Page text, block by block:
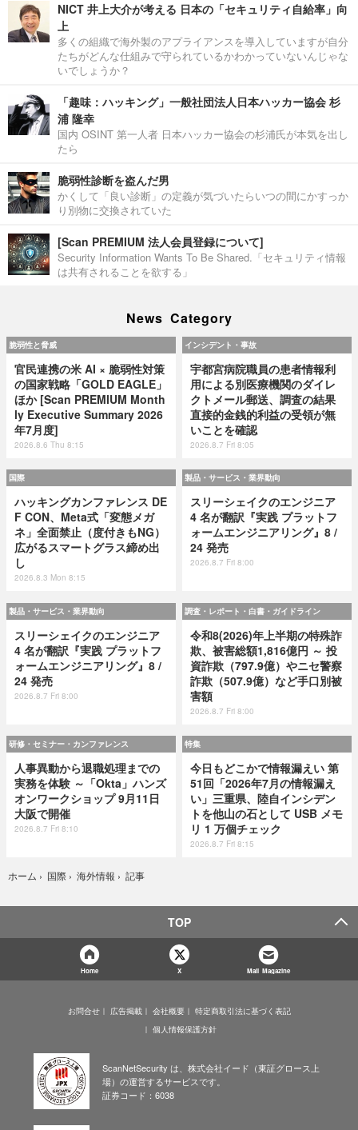
NICT 井上大介が考える 日本の「セキュリティ自給率」向
上
多くの組織で海外製のアプライアンスを導入していますが自分
たちがどんな仕組みで守られているかわかっていないんじゃな
いでしょうか？
「趣味：ハッキング」一般社団法人日本ハッカー協会 杉
浦 隆幸
国内 OSINT 第一人者 日本ハッカー協会の杉浦氏が本気を出し
たら
脆弱性診断を盗んだ男
かくして「良い診断」の定義が気づいたらいつの間にかすっか
り別物に交換されていた
[Scan PREMIUM 法人会員登録について]
Security Information Wants To Be Shared.「セキュリティ情報
は共有されることを欲する」
News Category
脆弱性と脅威
官民連携の米 AI × 脆弱性対策
の国家戦略「GOLD EAGLE」
ほか [Scan PREMIUM Month
ly Executive Summary 2026
年7月度]
2026.8.6 Thu 8:15
インシデント・事故
宇都宮病院職員の患者情報利
用による別医療機関のダイレ
クトメール郵送、調査の結果
直接的金銭的利益の受領が無
いことを確認
2026.8.7 Fri 8:05
国際
ハッキングカンファレンス DE
F CON、Meta式「変態メガ
ネ」全面禁止（度付きもNG）
広がるスマートグラス締め出
し
2026.8.3 Mon 8:15
製品・サービス・業界動向
スリーシェイクのエンジニア
4 名が翻訳『実践 プラットフ
ォームエンジニアリング』8 /
24 発売
2026.8.7 Fri 8:00
製品・サービス・業界動向
スリーシェイクのエンジニア
4 名が翻訳『実践 プラットフ
ォームエンジニアリング』8 /
24 発売
2026.8.7 Fri 8:00
調査・レポート・白書・ガイドライン
令和8(2026)年上半期の特殊詐
欺、被害総額1,816億円 ～ 投
資詐欺（797.9億）やニセ警察
詐欺（507.9億）など手口別被
害額
2026.8.7 Fri 8:00
研修・セミナー・カンファレンス
人事異動から退職処理までの
実務を体験 ～「Okta」ハンズ
オンワークショップ 9月11日
大阪で開催
2026.8.7 Fri 8:10
特集
今日もどこかで情報漏えい 第
51回「2026年7月の情報漏え
い」三重県、陸自インシデン
トを他山の石として USB メモ
リ 1 万個チェック
2026.8.7 Fri 8:15
ホーム › 国際 › 海外情報 › 記事
TOP
Home X Mail Magazine
お問合せ 広告掲載 会社概要
特定商取引法に基づく表記
個人情報保護方針
ScanNetSecurity は、株式会社イード（東証グロース上
場）の運営するサービスです。
証券コード：6038